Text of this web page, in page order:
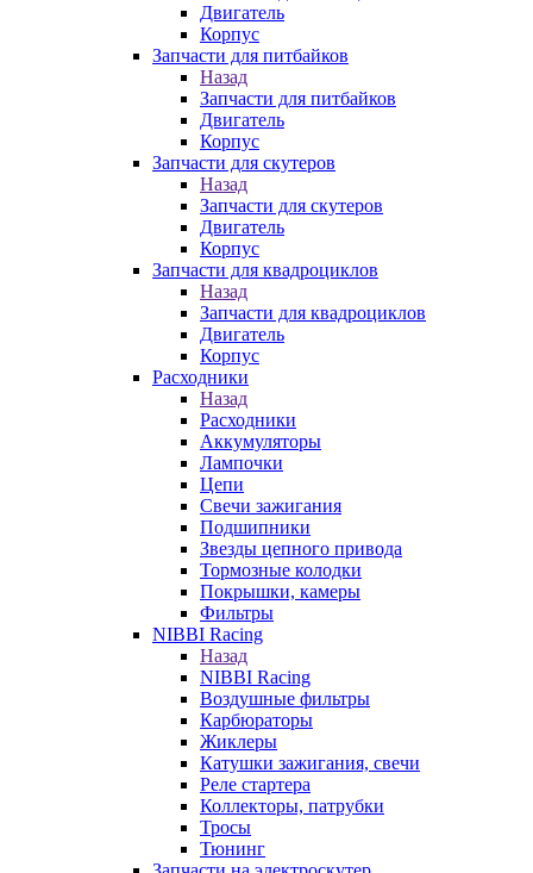
Двигатель
Корпус
Запчасти для питбайков
Назад
Запчасти для питбайков
Двигатель
Корпус
Запчасти для скутеров
Назад
Запчасти для скутеров
Двигатель
Корпус
Запчасти для квадроциклов
Назад
Запчасти для квадроциклов
Двигатель
Корпус
Расходники
Назад
Расходники
Аккумуляторы
Лампочки
Цепи
Свечи зажигания
Подшипники
Звезды цепного привода
Тормозные колодки
Покрышки, камеры
Фильтры
NIBBI Racing
Назад
NIBBI Racing
Воздушные фильтры
Карбюраторы
Жиклеры
Катушки зажигания, свечи
Реле стартера
Коллекторы, патрубки
Тросы
Тюнинг